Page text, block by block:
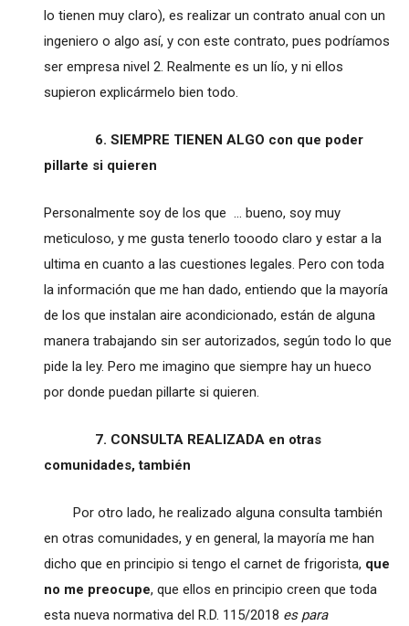
lo tienen muy claro), es realizar un contrato anual con un
ingeniero o algo así, y con este contrato, pues podríamos
ser empresa nivel 2. Realmente es un lío, y ni ellos
supieron explicármelo bien todo.
6. SIEMPRE TIENEN ALGO con que poder
pillarte si quieren
Personalmente soy de los que ... bueno, soy muy
meticuloso, y me gusta tenerlo tooodo claro y estar a la
ultima en cuanto a las cuestiones legales. Pero con toda
la información que me han dado, entiendo que la mayoría
de los que instalan aire acondicionado, están de alguna
manera trabajando sin ser autorizados, según todo lo que
pide la ley. Pero me imagino que siempre hay un hueco
por donde puedan pillarte si quieren.
7. CONSULTA REALIZADA en otras
comunidades, también
Por otro lado, he realizado alguna consulta también
en otras comunidades, y en general, la mayoría me han
dicho que en principio si tengo el carnet de frigorista, que
no me preocupe, que ellos en principio creen que toda
esta nueva normativa del R.D. 115/2018 es para